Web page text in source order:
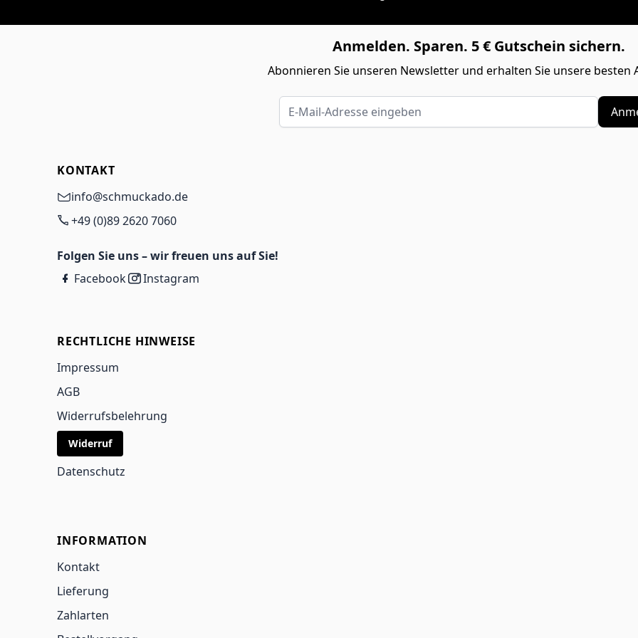
Anmelden. Sparen. 5 € Gutschein sichern.
Abonnieren Sie unseren Newsletter und erhalten Sie unsere besten
E-Mail-Adresse eingeben
KONTAKT
info@schmuckado.de
+49 (0)89 2620 7060
Folgen Sie uns – wir freuen uns auf Sie!
Facebook
Instagram
RECHTLICHE HINWEISE
Impressum
AGB
Widerrufsbelehrung
Widerruf
Datenschutz
INFORMATION
Kontakt
Lieferung
Zahlarten